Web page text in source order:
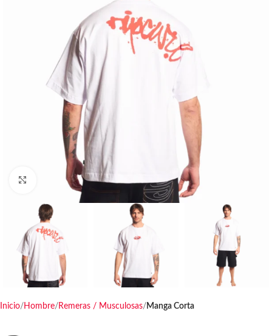
Haga clic para ampliar
Inicio Hombre Remeras / Musculosas Manga Corta